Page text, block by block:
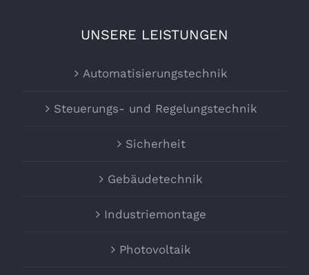
UNSERE LEISTUNGEN
Automatisierungstechnik
Steuerungs- und Regelungstechnik
Sicherheit
Gebäudetechnik
Industriemontage
Photovoltaik